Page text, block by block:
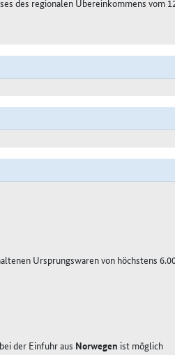
des regionalen Übereinkommens vom
Ursprungswaren von höchstens
bei der Einfuhr aus Norwegen ist möglich